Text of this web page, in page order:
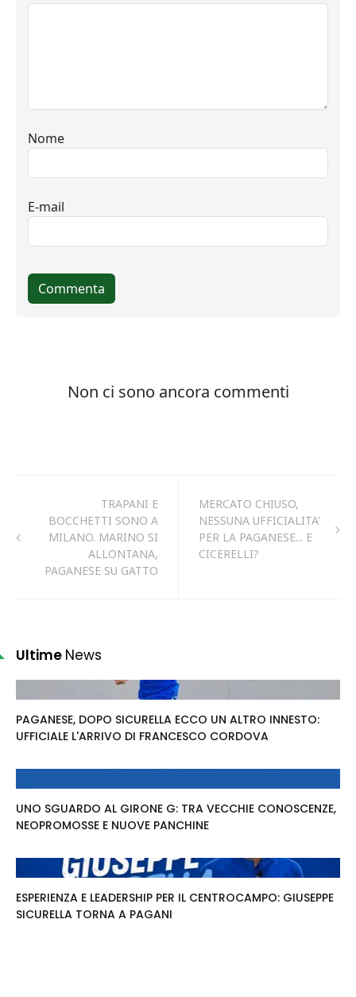
TRAPANI E
BOCCHETTI SONO A
MILANO. MARINO SI
ALLONTANA,
PAGANESE SU GATTO
MERCATO CHIUSO,
NESSUNA UFFICIALITA'
PER LA PAGANESE... E
CICERELLI?
Ultime News
PAGANESE, DOPO SICURELLA ECCO UN ALTRO INNESTO:
UFFICIALE L'ARRIVO DI FRANCESCO CORDOVA
UNO SGUARDO AL GIRONE G: TRA VECCHIE CONOSCENZE,
NEOPROMOSSE E NUOVE PANCHINE
ESPERIENZA E LEADERSHIP PER IL CENTROCAMPO: GIUSEPPE
SICURELLA TORNA A PAGANI